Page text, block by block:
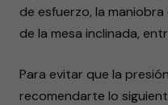
de esfuerzo, la
de la mesa inclinada,
Para evitar que la
recomendarte lo